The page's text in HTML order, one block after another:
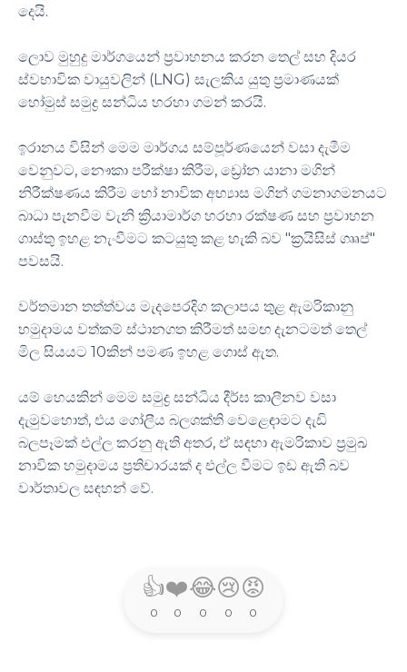
දෙයි.
ලොව මුහුදු මාර්ගයෙන් ප්‍රවාහනය කරන තෙල් සහ දියර
ස්වභාවික වායුවලින් (LNG) සැලකිය යුතු ප්‍රමාණයක්
හෝමුස් සමුද්‍ර සන්ධිය හරහා ගමන් කරයි.
ඉරානය විසින් මෙම මාර්ගය සම්පූර්ණයෙන් වසා දැමීම
වෙනුවට, නෞකා පරීක්ෂා කිරීම, ඩ්‍රෝන යානා මගින්
නිරීක්ෂණය කිරීම හෝ නාවික අභ්‍යාස මගින් ගමනාගමනයට
බාධා පැනවීම වැනි ක්‍රියාමාර්ග හරහා රක්ෂණ සහ ප්‍රවාහන
ගාස්තු ඉහළ නැංවීමට කටයුතු කළ හැකි බව "ක්‍රයිසිස් ගෲප්"
පවසයි.
වර්තමාන තත්ත්වය මැදපෙරදිග කලාපය තුළ ඇමරිකානු
හමුදාමය වත්කම් ස්ථානගත කිරීමත් සමඟ දැනටමත් තෙල්
මිල සියයට 10කින් පමණ ඉහළ ගොස් ඇත.
යම් හෙයකින් මෙම සමුද්‍ර සන්ධිය දීර්ඝ කාලීනව වසා
දැමුවහොත්, එය ගෝලීය බලශක්ති වෙළෙඳාමට දැඩි
බලපෑමක් එල්ල කරනු ඇති අතර, ඒ සඳහා ඇමරිකාව ප්‍රමුඛ
නාවික හමුදාමය ප්‍රතිචාරයක් ද එල්ල වීමට ඉඩ ඇති බව
වාර්තාවල සඳහන් වේ.
👍
0
❤️
0
😂
0
😢
0
😡
0